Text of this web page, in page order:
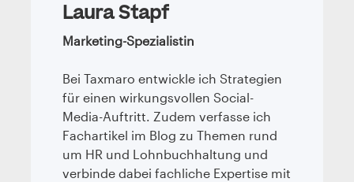
Laura Stapf
Marketing-Spezialistin
Bei Taxmaro entwickle ich Strategien
für einen wirkungsvollen Social-
Media-Auftritt. Zudem verfasse ich
Fachartikel im Blog zu Themen rund
um HR und Lohnbuchhaltung und
verbinde dabei fachliche Expertise mit